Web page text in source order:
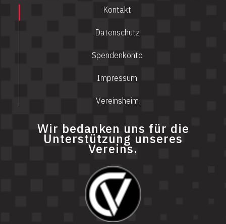
Kontakt
Datenschutz
Spendenkonto
Impressum
Vereinsheim
Wir bedanken uns für die
Unterstützung unseres
Vereins.